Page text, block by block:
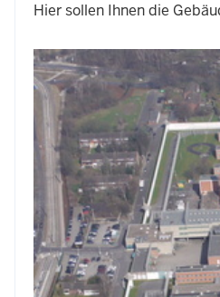
Hier sollen Ihnen die